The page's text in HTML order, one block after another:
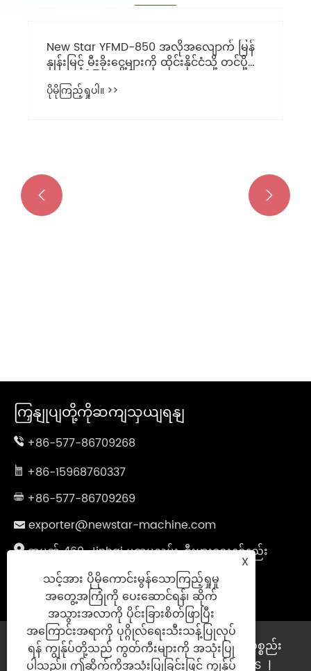
New Star YFMD-850 အလိုအလျောက် မြန်
နှုန်းမြင့် မီးခိုးငွေ့များကို ထိုင်းနိုင်ငံသို့ တင်ပို့
ပိုမိုကြည့်ရှုပါ။ >>
 
ကြှနျုပျတို့ကိုဆကျသှယျရနျ
+86-577-86709268
+86-15968760337
+86-577-86709269
exporter@newstar-machine.com
အမှတ် 460, Jinhai ပထမလမ်း, စီးပွားရေးနှင့်နည်း
ပညာဖွံ့ဖြိုးတိုးတက်မှုဇုန်, Zhejiang ပြည်နယ်,
Zhejiang ပြည်နယ်, တရုတ်
မူပိုင်ခွင့်© 2025 Wenzhou fehihua ပုံနှိပ်စက်ပစ္စည်း
ကုမ္ပဏီလီမိတက်။Links|Sitemap| RSS|
X
သင့်အား ပိုမိုကောင်းမွန်သောကြည့်ရှုမှု
အတွေ့အကြုံကို ပေးဆောင်ရန်၊ ဆိုက်
အသွားအလာကို ပိုင်းခြားစိတ်ဖြာပြီး
အကြောင်းအရာကို ပုဂ္ဂိုလ်ရေးသီးသန့်ပြုလုပ်
ရန် ကျွန်ုပ်တို့သည် ကွတ်ကီးများကို အသုံးပြု
ပါသည်။ ဤဆိုက်ကိုအသုံးပြုခြင်းဖြင့် ကျွန်ုပ်